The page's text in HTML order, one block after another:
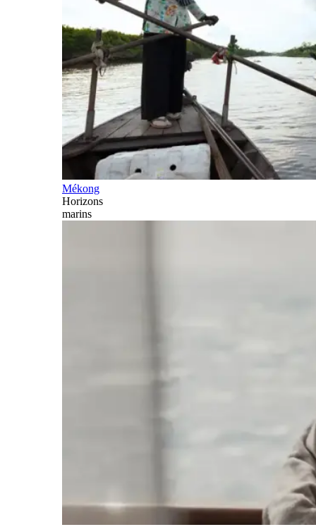
Mékong
Horizons
marins